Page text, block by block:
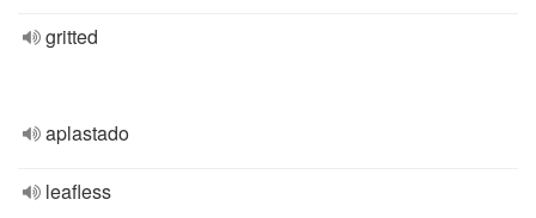
gritted
aplastado
leafless